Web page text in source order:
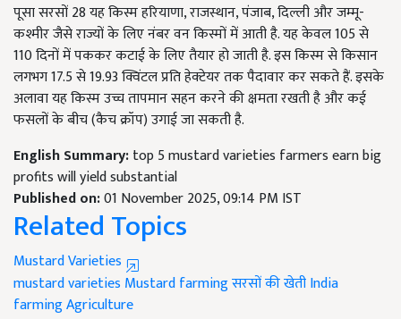
पूसा सरसों 28 यह किस्म हरियाणा, राजस्थान, पंजाब, दिल्ली और जम्मू-
कश्मीर जैसे राज्यों के लिए नंबर वन किस्मों में आती है. यह केवल 105 से
110 दिनों में पककर कटाई के लिए तैयार हो जाती है. इस किस्म से किसान
लगभग 17.5 से 19.93 क्विंटल प्रति हेक्टेयर तक पैदावार कर सकते हैं. इसके
अलावा यह किस्म उच्च तापमान सहन करने की क्षमता रखती है और कई
फसलों के बीच (कैच क्रॉप) उगाई जा सकती है.
English Summary:top 5 mustard varieties farmers earn big
profits will yield substantial
Published on:01 November 2025, 09:14 PM IST
Related Topics
Mustard Varieties
mustard varieties Mustard farmingसरसों की खेतीIndia
farmingAgriculture